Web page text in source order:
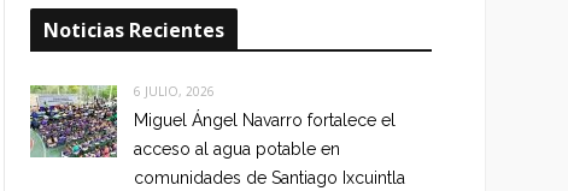
Noticias Recientes
6 JULIO, 2026
Miguel Ángel Navarro fortalece el
acceso al agua potable en
comunidades de Santiago Ixcuintla